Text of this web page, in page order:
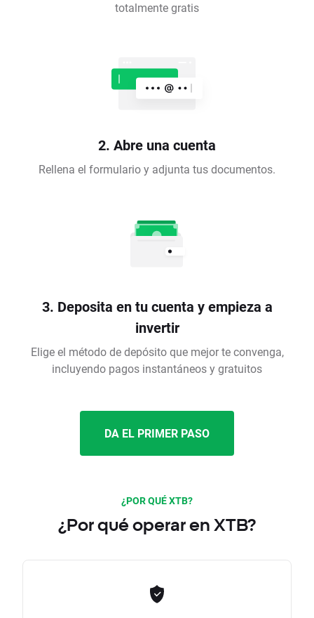
totalmente gratis
2. Abre una cuenta
Rellena el formulario y adjunta tus documentos.
3. Deposita en tu cuenta y empieza a
invertir
Elige el método de depósito que mejor te convenga,
incluyendo pagos instantáneos y gratuitos
DA EL PRIMER PASO
¿POR QUÉ XTB?
¿Por qué operar en XTB?